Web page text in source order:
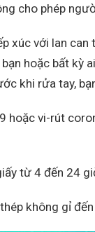
cho phép
xúc với lan
hoặc bất kỳ
khi rửa tay,
hoặc vi-rút
từ 4 đến 24
không gỉ đến